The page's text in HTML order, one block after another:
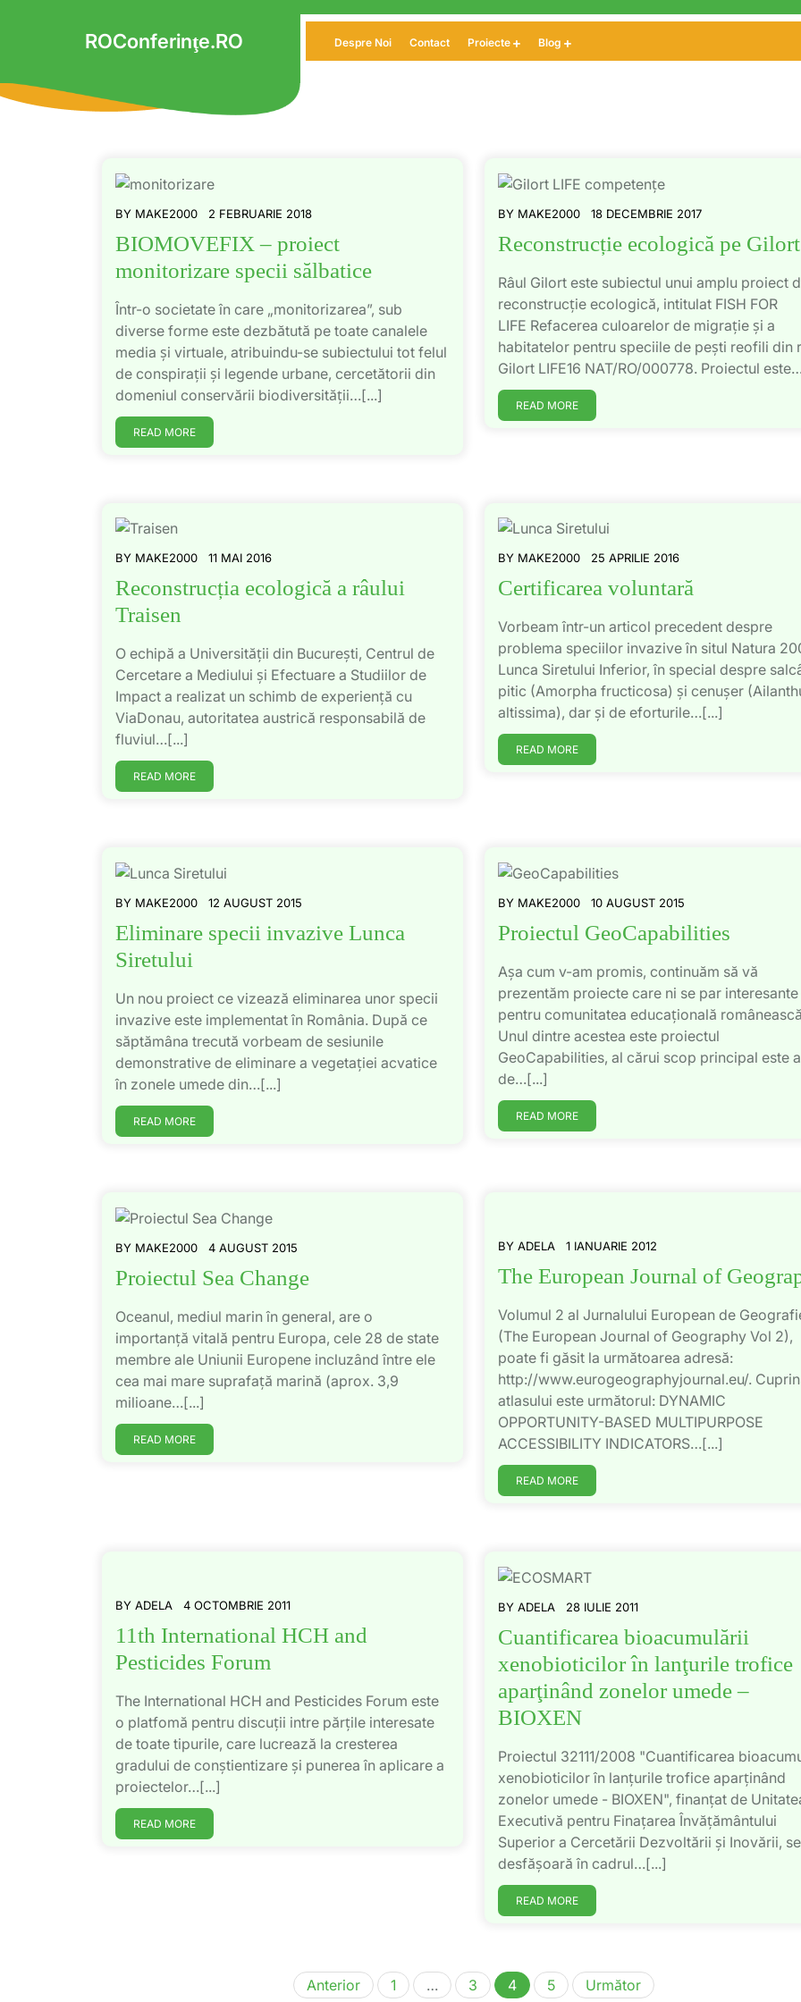
ROConferinţe.RO Despre Noi Contact Proiecte Blog
BY MAKE2000 2 FEBRUARIE 2018
BIOMOVEFIX – proiect
monitorizare specii sălbatice
Într-o societate în care „monitorizarea”, sub
diverse forme este dezbătută pe toate canalele
media și virtuale, atribuindu-se subiectului tot felul
de conspirații și legende urbane, cercetătorii din
domeniul conservării biodiversității…[...]
READ MORE
BY MAKE2000 18 DECEMBRIE 2017
Reconstrucție ecologică pe Gilort
Râul Gilort este subiectul unui amplu proiect
reconstrucție ecologică, intitulat FISH FOR
LIFE Refacerea culoarelor de migrație și a
habitatelor pentru speciile de pești reofili din
Gilort LIFE16 NAT/RO/000778. Proiectul
READ MORE
BY MAKE2000 11 MAI 2016
Reconstrucția ecologică a râului
Traisen
O echipă a Universității din București, Centrul de
Cercetare a Mediului și Efectuare a Studiilor de
Impact a realizat un schimb de experiență cu
ViaDonau, autoritatea austrică responsabilă de
fluviul…[...]
READ MORE
BY MAKE2000 25 APRILIE 2016
Certificarea voluntară
Vorbeam într-un articol precedent despre
problema speciilor invazive în situl Natura
Lunca Siretului Inferior, în special despre
pitic (Amorpha fructicosa) și cenușer
altissima), dar și de eforturile…[...]
READ MORE
BY MAKE2000 12 AUGUST 2015
Eliminare specii invazive Lunca
Siretului
Un nou proiect ce vizează eliminarea unor specii
invazive este implementat în România. După ce
săptămâna trecută vorbeam de sesiunile
demonstrative de eliminare a vegetației acvatice
în zonele umede din…[...]
READ MORE
BY MAKE2000 10 AUGUST 2015
Proiectul GeoCapabilities
Așa cum v-am promis, continuăm să vă
prezentăm proiecte care ni se par interesante
pentru comunitatea educațională
Unul dintre acestea este proiectul
GeoCapabilities, al cărui scop principal este
de…[...]
READ MORE
BY MAKE2000 4 AUGUST 2015
Proiectul Sea Change
Oceanul, mediul marin în general, are o
importanță vitală pentru Europa, cele 28 de state
membre ale Uniunii Europene incluzând între ele
cea mai mare suprafață marină (aprox. 3,9
milioane…[...]
READ MORE
BY ADELA 1 IANUARIE 2012
The European Journal of
Volumul 2 al Jurnalului European de
(The European Journal of Geography Vol 2),
poate fi găsit la următoarea adresă:
http://www.eurogeographyjournal.eu/.
atlasului este următorul: DYNAMIC
OPPORTUNITY-BASED MULTIPURPOSE
ACCESSIBILITY INDICATORS…[...]
READ MORE
BY ADELA 4 OCTOMBRIE 2011
11th International HCH and
Pesticides Forum
The International HCH and Pesticides Forum este
o platfomă pentru discuții intre părțile interesate
de toate tipurile, care lucrează la cresterea
gradului de conștientizare și punerea în aplicare a
proiectelor…[...]
READ MORE
BY ADELA 28 IULIE 2011
Cuantificarea bioacumulării
xenobioticilor în lanţurile trofice
aparţinând zonelor umede –
BIOXEN
Proiectul 32111/2008 "Cuantificarea
xenobioticilor în lanţurile trofice aparţinând
zonelor umede - BIOXEN", finanţat de
Executivă pentru Finaţarea Învăţământului
Superior a Cercetării Dezvoltării şi Inovării, se
desfăşoară în cadrul…[...]
READ MORE
Paginație
Anterior 1 … 3 4 5 Următor